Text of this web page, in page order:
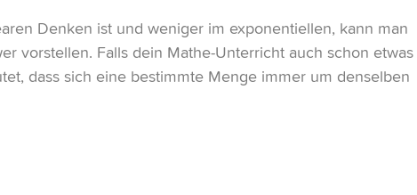
Denken ist und weniger im exponentiellen, kann man
vorstellen. Falls dein Mathe-Unterricht auch schon etwas
dass sich eine bestimmte Menge immer um denselben